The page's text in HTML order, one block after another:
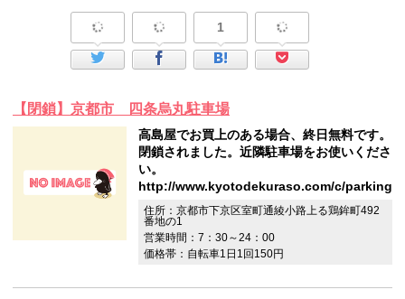
1
【閉鎖】京都市 四条烏丸駐車場
高島屋でお買上のある場合、終日無料です。
閉鎖されました。近隣駐車場をお使いくださ
い。
http://www.kyotodekuraso.com/c/parking
住所：京都市下京区室町通綾小路上る鶏鉾町492
番地の1
営業時間：7：30～24：00
価格帯：自転車1日1回150円